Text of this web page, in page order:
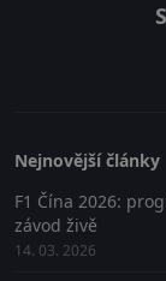
Nejnovější články
F1 Čína 2026:
závod živě
14. 03. 2026